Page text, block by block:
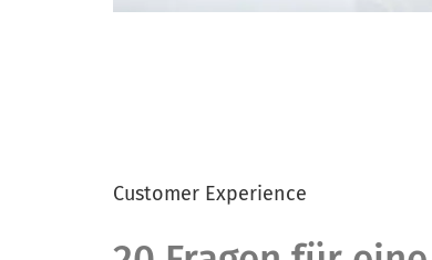
Customer Experience